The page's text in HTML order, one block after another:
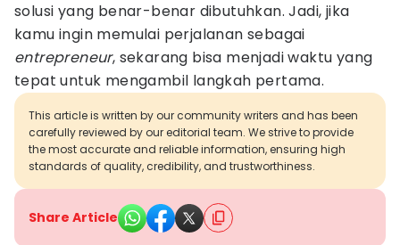
solusi yang benar-benar dibutuhkan. Jadi, jika
kamu ingin memulai perjalanan sebagai
entrepreneur, sekarang bisa menjadi waktu yang
tepat untuk mengambil langkah pertama.
This article is written by our community writers and has been
carefully reviewed by our editorial team. We strive to provide
the most accurate and reliable information, ensuring high
standards of quality, credibility, and trustworthiness.
Share Article